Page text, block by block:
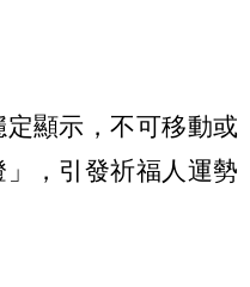
顯示，不可移動或
，引發祈福人運勢